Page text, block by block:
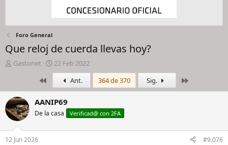
Foro General
Que reloj de cuerda llevas hoy?
I
c
i
a
d
o
r
Gastonet
F
e
h
a
e
22 Feb 2022
PrimeroAnt. 364 de 370 Sig.
AANIP69
De la casa Verificad@ con 2FA
12 Jun 2026 #9.076